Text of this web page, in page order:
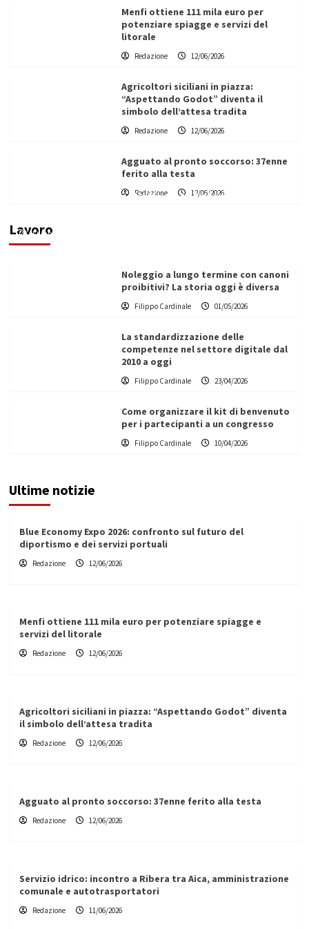
Menfi ottiene 111 mila euro per
potenziare spiagge e servizi del
litorale
Redazione 12/06/2026
Agricoltori siciliani in piazza:
“Aspettando Godot” diventa il
simbolo dell’attesa tradita
Redazione 12/06/2026
Agguato al pronto soccorso: 37enne
ferito alla testa
Redazione 12/06/2026
Lavoro
Vino in Italia: il giro d’affari contribuisce
Filippo Cardinale
Noleggio a lungo termine con canoni
proibitivi? La storia oggi è diversa
Filippo Cardinale 01/05/2026
La standardizzazione delle
competenze nel settore digitale dal
2010 a oggi
Filippo Cardinale 23/04/2026
Come organizzare il kit di benvenuto
per i partecipanti a un congresso
Filippo Cardinale 10/04/2026
Ultime notizie
Blue Economy Expo 2026: confronto sul futuro del
diportismo e dei servizi portuali
Redazione 12/06/2026
Menfi ottiene 111 mila euro per potenziare spiagge e
servizi del litorale
Redazione 12/06/2026
Agricoltori siciliani in piazza: “Aspettando Godot” diventa
il simbolo dell’attesa tradita
Redazione 12/06/2026
Agguato al pronto soccorso: 37enne ferito alla testa
Redazione 12/06/2026
Servizio idrico: incontro a Ribera tra Aica, amministrazione
comunale e autotrasportatori
Redazione 11/06/2026